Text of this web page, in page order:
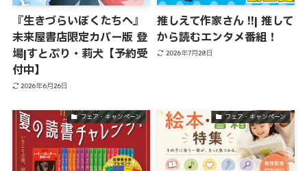
『生きづらいぼくたちへ』
未来屋書店限定カバー版 登
場|すとぷり・莉犬【予約受
付中】
2026年6月26日
推しえて作家さん !!| 推して
から読むエンタメ番組！
2026年7月28日
フェア・キャンペーン フェア・キャンペーン